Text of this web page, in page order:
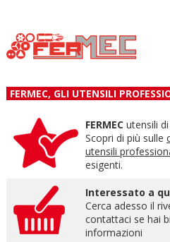
FERMEC, GLI UTENSILI
FERMECutensili di
Scopri di più sulle
utensili
esigenti.
Interessato a
Cerca adesso il
contattaci se hai
informazioni